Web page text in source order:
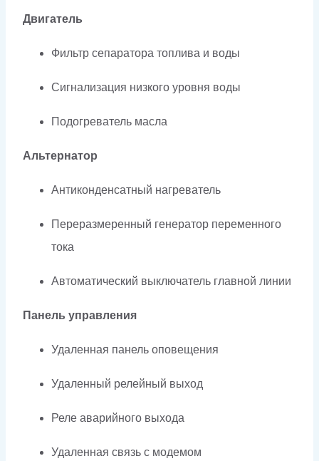
Двигатель
Фильтр сепаратора топлива и воды
Сигнализация низкого уровня воды
Подогреватель масла
Альтернатор
Антиконденсатный нагреватель
Переразмеренный генератор переменного
тока
Автоматический выключатель главной линии
Панель управления
Удаленная панель оповещения
Удаленный релейный выход
Реле аварийного выхода
Удаленная связь с модемом